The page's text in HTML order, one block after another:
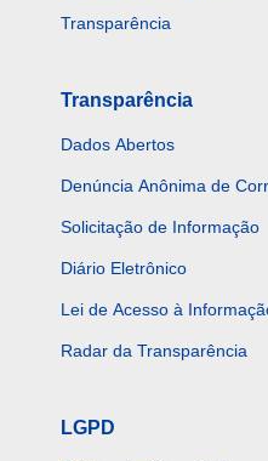
Transparência
Transparência
Dados Abertos
Denúncia Anônima de
Solicitação de Informação
Diário Eletrônico
Lei de Acesso à
Radar da Transparência
LGPD